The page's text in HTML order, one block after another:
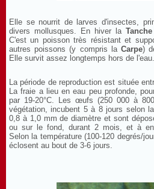
Elle se nourrit de larves d'insectes,
divers mollusques. En hiver la Tanche
C'est un poisson très résistant et
autres poissons (y compris laCarpe)
Elle survit assez longtemps hors de l'eau.
La période de reproduction est située
La fraie a lieu en eau peu profonde,
par 19-20°C. Les œufs (250 000 à
végétation, incubent 5 à 8 jours selon
0,8 à 1,0 mm de diamètre et sont
ou sur le fond, durant 2 mois, et à
Selon la température (100-120 degrés/
éclosent au bout de 3-6 jours.